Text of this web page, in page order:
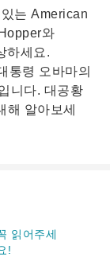
는 American
와
하세요.
통령 오바마의
니다. 대공황
해 알아보세
읽어주세
!